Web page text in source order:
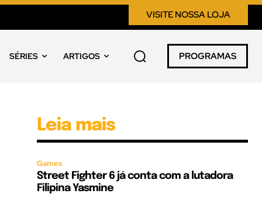
VISITE NOSSA LOJA
SÉRIES ARTIGOS PROGRAMAS
Leia mais
Games
Street Fighter 6 já conta com a lutadora
Filipina Yasmine